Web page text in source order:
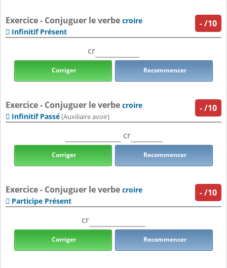
-/10
Exercice - Conjuguer le verbe croire
 Infinitif Présent
cr
Corriger Recommencer
-/10
Exercice - Conjuguer le verbe croire
 Infinitif Passé(Auxiliaire avoir)
cr
Corriger Recommencer
-/10
Exercice - Conjuguer le verbe croire
 Participe Présent
cr
Corriger Recommencer